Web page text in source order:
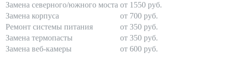
Замена северного/южного моста от 1550 руб.
Замена корпуса
от 700 руб.
Ремонт системы питания
от 350 руб.
Замена термопасты
от 350 руб.
Замена веб-камеры
от 600 руб.